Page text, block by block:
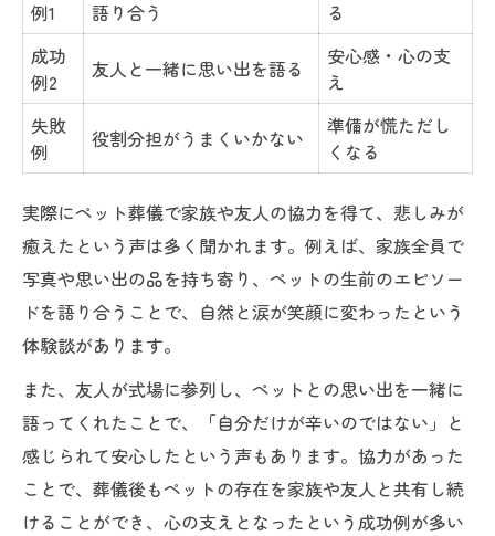
例1
語り合う
る
成功
例2
友人と一緒に思い出を語る
安心感・心の支
え
失敗
例
役割分担がうまくいかない
準備が慌ただし
くなる
実際にペット葬儀で家族や友人の協力を得て、悲しみが
癒えたという声は多く聞かれます。例えば、家族全員で
写真や思い出の品を持ち寄り、ペットの生前のエピソー
ドを語り合うことで、自然と涙が笑顔に変わったという
体験談があります。
また、友人が式場に参列し、ペットとの思い出を一緒に
語ってくれたことで、「自分だけが辛いのではない」と
感じられて安心したという声もあります。協力があった
ことで、葬儀後もペットの存在を家族や友人と共有し続
けることができ、心の支えとなったという成功例が多い